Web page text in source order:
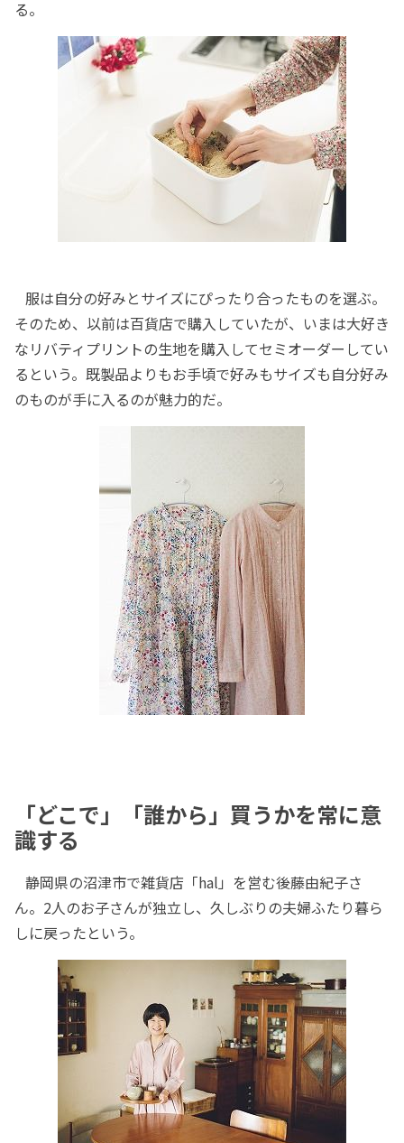
る。
服は自分の好みとサイズにぴったり合ったものを選ぶ。
そのため、以前は百貨店で購入していたが、いまは大好き
なリバティプリントの生地を購入してセミオーダーしてい
るという。既製品よりもお手頃で好みもサイズも自分好み
のものが手に入るのが魅力的だ。
「どこで」「誰から」買うかを常に意
識する
静岡県の沼津市で雑貨店「hal」を営む後藤由紀子さ
ん。2人のお子さんが独立し、久しぶりの夫婦ふたり暮ら
しに戻ったという。